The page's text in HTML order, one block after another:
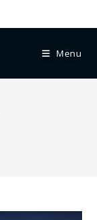
Menu